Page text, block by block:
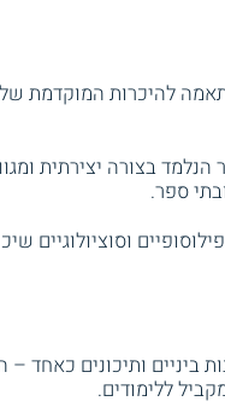
להיכרות המוקדמת
בצורה יצירתית
ספר.
וסוציולוגיים
ביניים ותיכונים כאחד
ללימודים.